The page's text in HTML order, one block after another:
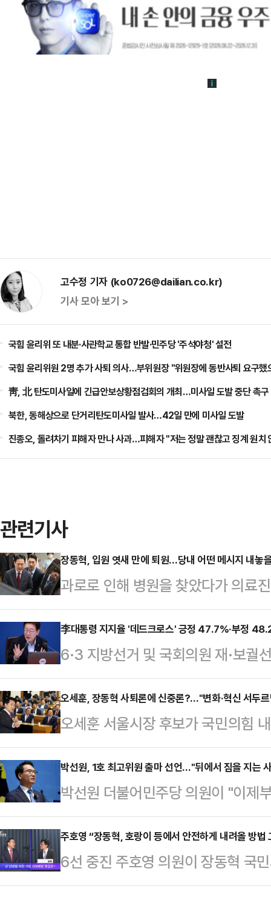
고수정 기자 (ko0726@dailian.co.kr)
기사 모아 보기 >
국힘 윤리위 또 내분·사관학교 통합 반발·민주당 '주석야청' 설전
국힘 윤리위원 2명 추가 사퇴 의사…부위원장 "위원장에 동반사퇴 요구했
靑, 北 탄도미사일에 긴급안보상황점검회의 개최…미사일 도발 중단 촉구
북한, 동해상으로 단거리탄도미사일 발사…42일 만에 미사일 도발
진종오, 돌려차기 피해자 만나 사과…피해자 "저는 정말 괜찮고 징계 원치
관련기사
장동혁, 입원 엿새 만에 퇴원…당내 어떤 메시지 내놓
과로로 인해 병원을 찾았다가 의료
표가 퇴원했다. 엿새 만에 당무에
태와 당내 상황에 대해 입장을 밝
시내 한 병원에서 퇴원했다. 지난
엿새 만에 당무 복귀다.앞서 장 대
의 권고에 따라 입원한 바 있다. 올
한 단식 투쟁 이후 6·3 지방선거 지
대응…
李대통령 지지율 '데드크로스' 긍정 47.7%·부정
6·3 지방선거 및 국회의원 재·보궐
율 하락세가 계속되는 모습이다.
내려앉은 것은 물론 부정평가가 긍
Cross)가 나타났다는 여론조사 결
(KSOI)가 지난 22~23일 전국 18
자동응답(ARS) 방식으로 실시한
의 국정운영을 긍정평가했고,
은 …
오세훈, 장동혁 사퇴론에 신중론?…"변화·혁신 서두
오세훈 서울시장 후보가 국민의힘
것도 아닌데, 불필요하게 서두르다
구성원이 바라는 것은 아닐 것"이
대표 사퇴 압박이 거세지는 상황에
으로 보인다.오 시장은 24일 국회
최로 열린 '보수 가치의 회복과 미
장 선거 승리 배경과 보수 가치 회
건 방향으로는 …
박선원, 1호 최고위원 출마 선언…"뒤에서 짐을 지는
박선원 더불어민주당 의원이 "이제
사람이 아니라 뒤에서 짐을 지는 사
당대회 최고위원 출마를 선언했다.
열고 "다가오는 8월 17일 민주당
한다"고 밝혔다.먼저 그는 "저는 국
주호영 “장동혁, 호랑이 등에서 안전하게 내려올 방법
6선 중진 주호영 의원이 장동혁 국
하게 내려오는 방법을 고민해야 할